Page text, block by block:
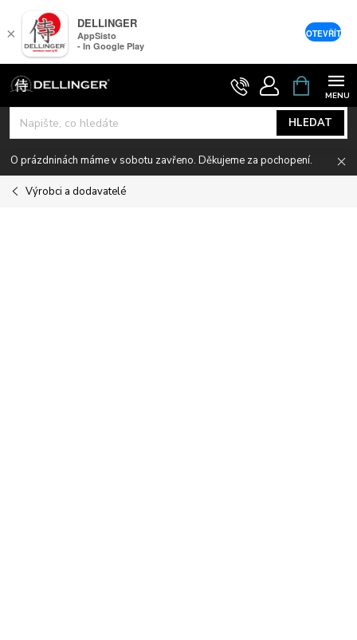
Přejít
na
obsah
HLEDAT
NÁKUPNÍ
KOŠÍK
O prázdninách máme v sobotu zavřeno. Děkujeme za pochopení.
Výrobci a dodavatelé
×
DELLINGER
AppSisto
- In Google Play
OTEVŘÍT